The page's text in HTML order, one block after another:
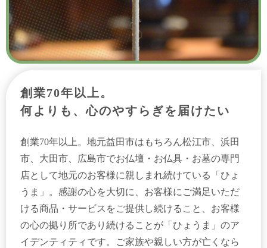
創業70年以上。
何よりも、心のやすらぎを届けたい
創業70年以上。地元益田市はもちろん松江市、浜田
市、大田市、広島市でお仏壇・お仏具・お墓の専門
店として地元のお客様に親しまれ続けている「ひょ
うま」。感謝の心を大切に、お客様にご満足いただ
ける商品・サービスをご提供し続けること、お客様
の心の拠り所であり続けることが「ひょうま」のア
イデンティティです。ご家族や親しい方が亡くなら